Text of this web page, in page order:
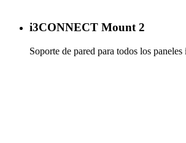
i3CONNECT Mount 2
Soporte de pared para todos los